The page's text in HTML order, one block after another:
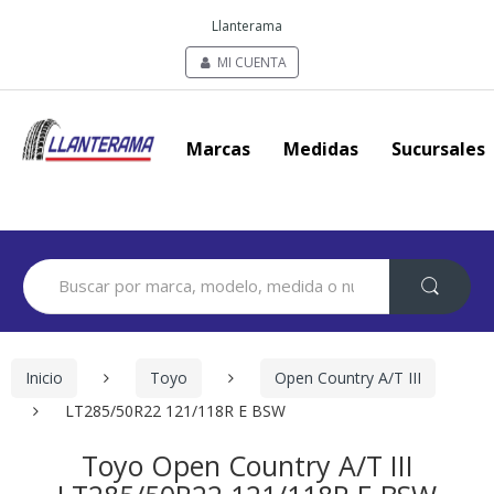
Llanterama
MI CUENTA
Marcas Medidas Sucursales
Search
for:
Inicio Toyo
Open Country A/T III
LT285/50R22 121/118R E BSW
Toyo Open Country A/T III